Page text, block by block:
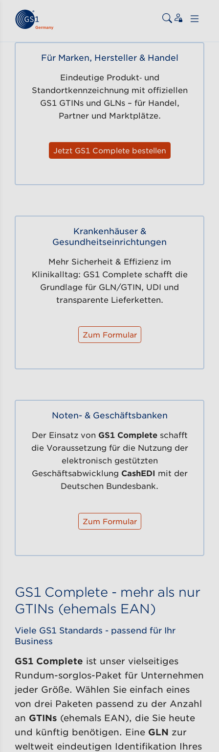
Für Marken, Hersteller & Handel
Eindeutige Produkt‑ und
Standortkennzeichnung mit offiziellen
GS1 GTINs und GLNs – für Handel,
Partner und Marktplätze.
Jetzt GS1 Complete bestellen
Krankenhäuser &
Gesundheitseinrichtungen
Mehr Sicherheit & Effizienz im
Klinikalltag: GS1 Complete schafft die
Grundlage für GLN/GTIN, UDI und
transparente Lieferketten.
Zum Formular
Noten- & Geschäftsbanken
Der Einsatz von GS1 Completeschafft
die Voraussetzung für die Nutzung der
elektronisch gestützten
Geschäftsabwicklung CashEDI mit der
Deutschen Bundesbank.
Zum Formular
GS1 Complete - mehr als nur
GTINs (ehemals EAN)
Viele GS1 Standards - passend für Ihr
Business
GS1 Complete ist unser vielseitiges
Rundum-sorglos-Paket für Unternehmen
jeder Größe. Wählen Sie einfach eines
von drei Paketen passend zu der Anzahl
an GTINs (ehemals EAN), die Sie heute
und künftig benötigen. Eine GLN zur
weltweit eindeutigen Identifikation Ihres